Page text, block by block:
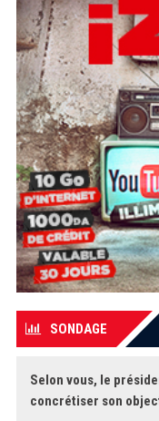
SONDAGE
Selon vous, le
concrétiser son